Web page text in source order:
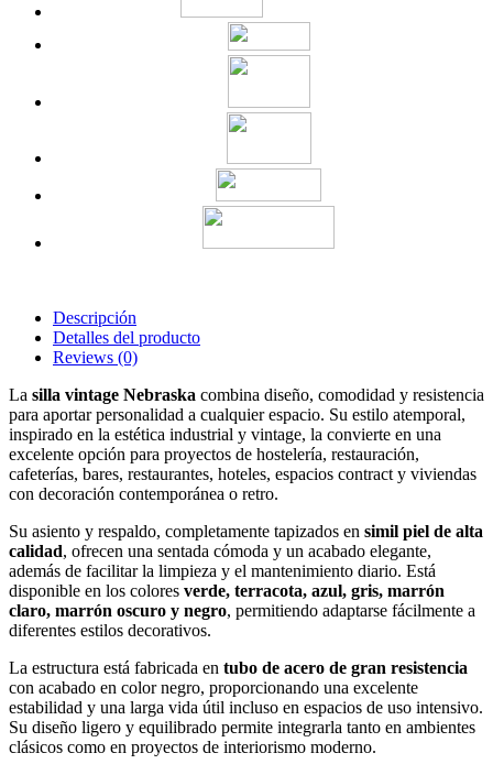
Descripción
Detalles del producto
Reviews (0)
La silla vintage Nebraska combina diseño, comodidad y resistencia
para aportar personalidad a cualquier espacio. Su estilo atemporal,
inspirado en la estética industrial y vintage, la convierte en una
excelente opción para proyectos de hostelería, restauración,
cafeterías, bares, restaurantes, hoteles, espacios contract y viviendas
con decoración contemporánea o retro.
Su asiento y respaldo, completamente tapizados en simil piel de alta
calidad, ofrecen una sentada cómoda y un acabado elegante,
además de facilitar la limpieza y el mantenimiento diario. Está
disponible en los colores verde, terracota, azul, gris, marrón
claro, marrón oscuro y negro, permitiendo adaptarse fácilmente a
diferentes estilos decorativos.
La estructura está fabricada en tubo de acero de gran resistencia
con acabado en color negro, proporcionando una excelente
estabilidad y una larga vida útil incluso en espacios de uso intensivo.
Su diseño ligero y equilibrado permite integrarla tanto en ambientes
clásicos como en proyectos de interiorismo moderno.